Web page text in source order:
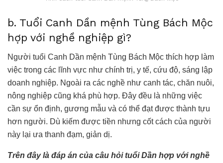
b. Tuổi Canh Dần mệnh Tùng Bách Mộc
hợp với nghề nghiệp gì?
Người tuổi Canh Dần mệnh Tùng Bách Mộc thích hợp làm
việc trong các lĩnh vực như chính trị, y tế, cứu độ, sáng lập
doanh nghiệp. Ngoài ra các nghề như canh tác, chăn nuôi,
nông nghiệp cũng khá phù hợp. Đây đều là những việc
cần sự ổn định, gương mẫu và có thể đạt được thành tựu
hơn người. Dù kiếm được tiền nhưng cốt cách của người
này lại ưa thanh đạm, giản dị.
Trên đây là đáp án của câu hỏi tuổi Dần hợp với nghề